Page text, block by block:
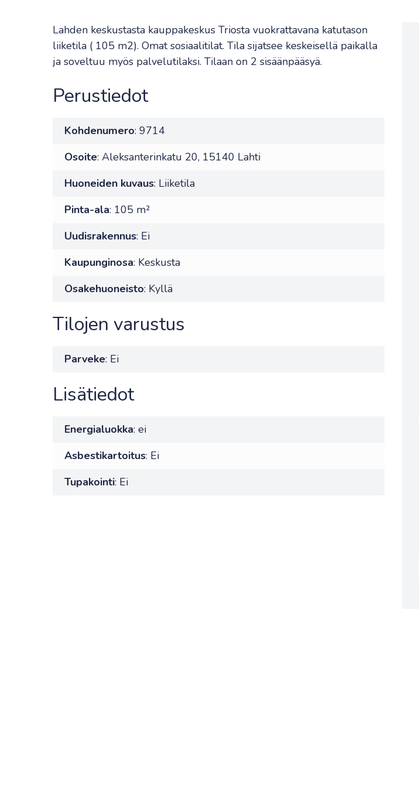
Lahden keskustasta kauppakeskus Triosta vuokrattavana katutason
liiketila ( 105 m2). Omat sosiaalitilat. Tila sijatsee keskeisellä paikalla
ja soveltuu myös palvelutilaksi. Tilaan on 2 sisäänpääsyä.
Perustiedot
Kohdenumero: 9714
Osoite: Aleksanterinkatu 20, 15140 Lahti
Huoneiden kuvaus: Liiketila
Pinta-ala: 105 m²
Uudisrakennus: Ei
Kaupunginosa: Keskusta
Osakehuoneisto: Kyllä
Tilojen varustus
Parveke: Ei
Lisätiedot
Energialuokka: ei
Asbestikartoitus: Ei
Tupakointi: Ei